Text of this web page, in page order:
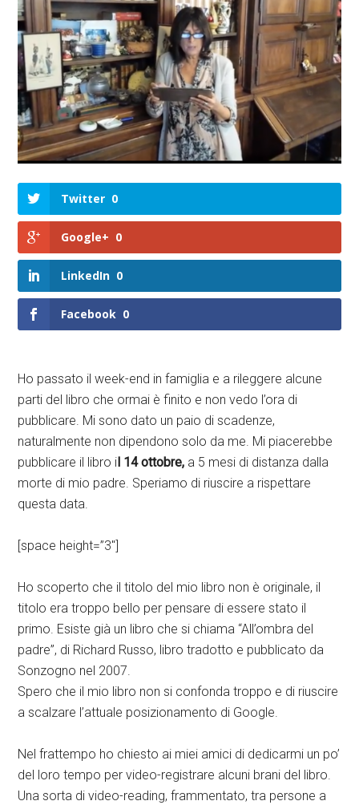
Twitter 0
Google+ 0
LinkedIn 0
Facebook 0
Ho passato il week-end in famiglia e a rileggere alcune
parti del libro che ormai è finito e non vedo l’ora di
pubblicare. Mi sono dato un paio di scadenze,
naturalmente non dipendono solo da me. Mi piacerebbe
pubblicare il libro i l 14 ottobre, a 5 mesi di distanza dalla
morte di mio padre. Speriamo di riuscire a rispettare
questa data.
[space height=”3″]
Ho scoperto che il titolo del mio libro non è originale, il
titolo era troppo bello per pensare di essere stato il
primo. Esiste già un libro che si chiama “All’ombra del
padre”, di Richard Russo, libro tradotto e pubblicato da
Sonzogno nel 2007.
Spero che il mio libro non si confonda troppo e di riuscire
a scalzare l’attuale posizionamento di Google.
Nel frattempo ho chiesto ai miei amici di dedicarmi un po’
del loro tempo per video-registrare alcuni brani del libro.
Una sorta di video-reading, frammentato, tra persone a